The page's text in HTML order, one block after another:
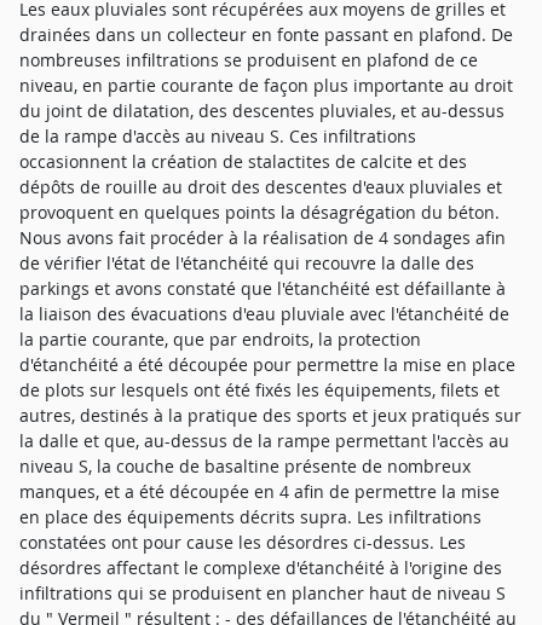
Les eaux pluviales sont récupérées aux moyens de grilles et
drainées dans un collecteur en fonte passant en plafond. De
nombreuses infiltrations se produisent en plafond de ce
niveau, en partie courante de façon plus importante au droit
du joint de dilatation, des descentes pluviales, et au-dessus
de la rampe d'accès au niveau S. Ces infiltrations
occasionnent la création de stalactites de calcite et des
dépôts de rouille au droit des descentes d'eaux pluviales et
provoquent en quelques points la désagrégation du béton.
Nous avons fait procéder à la réalisation de 4 sondages afin
de vérifier l'état de l'étanchéité qui recouvre la dalle des
parkings et avons constaté que l'étanchéité est défaillante à
la liaison des évacuations d'eau pluviale avec l'étanchéité de
la partie courante, que par endroits, la protection
d'étanchéité a été découpée pour permettre la mise en place
de plots sur lesquels ont été fixés les équipements, filets et
autres, destinés à la pratique des sports et jeux pratiqués sur
la dalle et que, au-dessus de la rampe permettant l'accès au
niveau S, la couche de basaltine présente de nombreux
manques, et a été découpée en 4 afin de permettre la mise
en place des équipements décrits supra. Les infiltrations
constatées ont pour cause les désordres ci-dessus. Les
désordres affectant le complexe d'étanchéité à l'origine des
infiltrations qui se produisent en plancher haut de niveau S
du " Vermeil " résultent : - des défaillances de l'étanchéité au